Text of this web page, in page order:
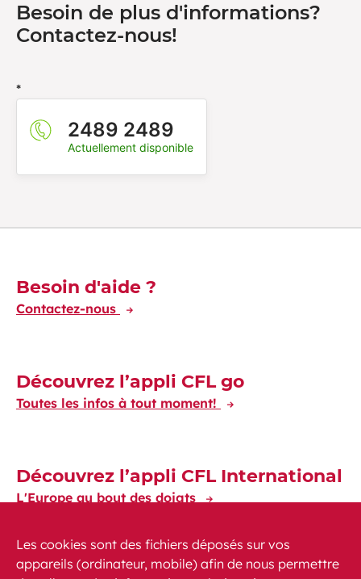
Besoin de plus d'informations?
Contactez-nous!
*
2489 2489
Actuellement disponible
Découvrez-en plus
Besoin d'aide ?
Contactez-nous
Découvrez l’appli CFL go
Toutes les infos à tout moment!
Découvrez l’appli CFL International
L'Europe au bout des doigts
Les cookies sont des fichiers déposés sur vos
appareils (ordinateur, mobile) afin de nous permettre